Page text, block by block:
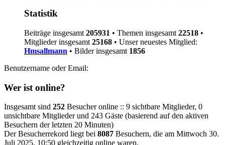
Statistik
Beiträge insgesamt 205931 • Themen insgesamt 22518 •
Mitglieder insgesamt 25168 • Unser neuestes Mitglied:
Hmsallmann • Bilder insgesamt 1856
Benutzername oder Email:
Wer ist online?
Insgesamt sind 252 Besucher online :: 9 sichtbare Mitglieder, 0
unsichtbare Mitglieder und 243 Gäste (basierend auf den aktiven
Besuchern der letzten 20 Minuten)
Der Besucherrekord liegt bei 8087 Besuchern, die am Mittwoch 30.
Juli 2025, 10:50 gleichzeitig online waren.